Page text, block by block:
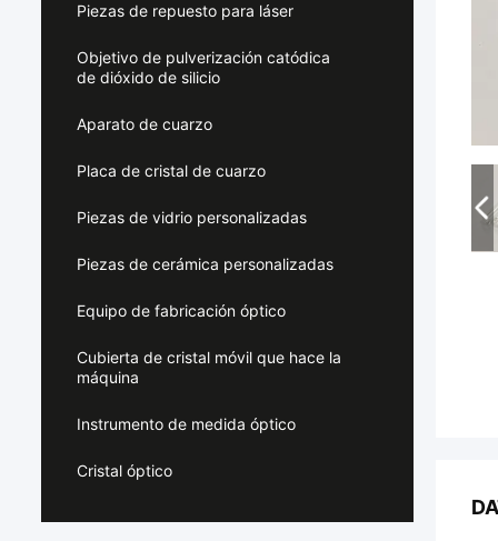
Piezas de repuesto para láser
Objetivo de pulverización catódica
de dióxido de silicio
Aparato de cuarzo
Placa de cristal de cuarzo
Piezas de vidrio personalizadas
Piezas de cerámica personalizadas
Equipo de fabricación óptico
Cubierta de cristal móvil que hace la
máquina
Instrumento de medida óptico
Cristal óptico